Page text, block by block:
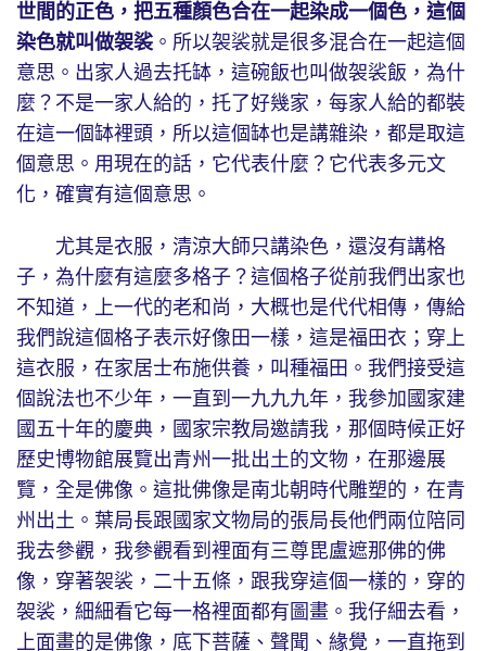
世間的正色，把五種顏色合在一起染成一個色，這個
染色就叫做袈裟 。所以袈裟就是很多混合在一起這個
意思。出家人過去托缽，這碗飯也叫做袈裟飯，為什
麼？不是一家人給的，托了好幾家，每家人給的都裝
在這一個缽裡頭，所以這個缽也是講雜染，都是取這
個意思。用現在的話，它代表什麼？它代表多元文
化，確實有這個意思。
尤其是衣服，清涼大師只講染色，還沒有講格
子，為什麼有這麼多格子？這個格子從前我們出家也
不知道，上一代的老和尚，大概也是代代相傳，傳給
我們說這個格子表示好像田一樣，這是福田衣；穿上
這衣服，在家居士布施供養，叫種福田。我們接受這
個說法也不少年，一直到一九九九年，我參加國家建
國五十年的慶典，國家宗教局邀請我，那個時候正好
歷史博物館展覽出青州一批出土的文物，在那邊展
覽，全是佛像。這批佛像是南北朝時代雕塑的，在青
州出土。葉局長跟國家文物局的張局長他們兩位陪同
我去參觀，我參觀看到裡面有三尊毘盧遮那佛的佛
像，穿著袈裟，二十五條，跟我穿這個一樣的，穿的
袈裟，細細看它每一格裡面都有圖畫。我仔細去看，
上面畫的是佛像，底下菩薩、聲聞、緣覺，一直拖到